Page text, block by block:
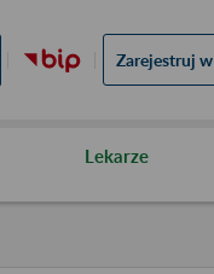
Zarejestruj w
Lekarze